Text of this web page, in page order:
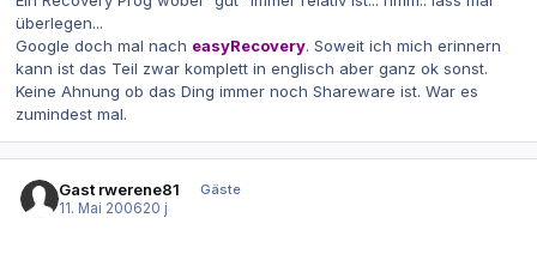
überlegen...
Google doch mal nach easyRecovery. Soweit ich mich erinnern
kann ist das Teil zwar komplett in englisch aber ganz ok sonst.
Keine Ahnung ob das Ding immer noch Shareware ist. War es
zumindest mal.
Gast rwerene81
Gäste
11. Mai 200620 j